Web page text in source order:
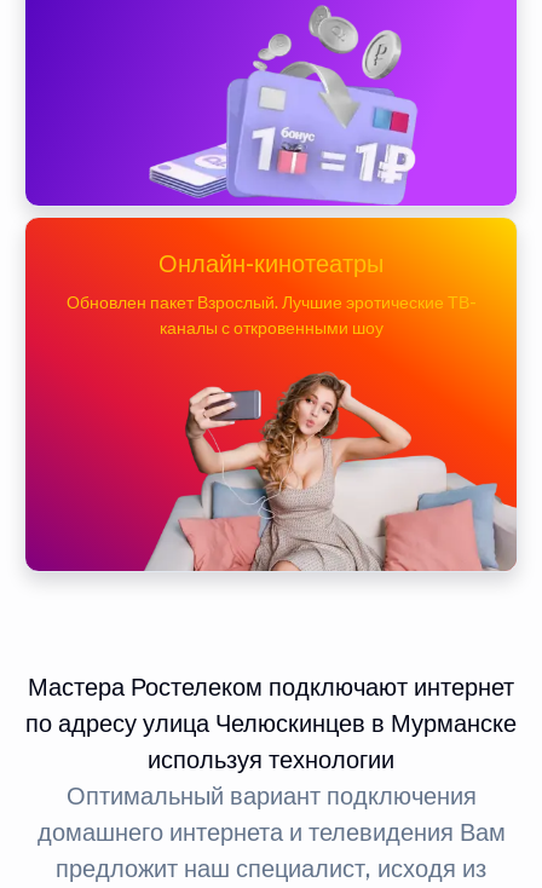
Онлайн-кинотеатры
Обновлен пакет Взрослый. Лучшие эротические ТВ-
каналы с откровенными шоу
Мастера Ростелеком подключают интернет
по адресу улица Челюскинцев в Мурманске
используя технологии
Оптимальный вариант подключения
домашнего интернета и телевидения Вам
предложит наш специалист, исходя из